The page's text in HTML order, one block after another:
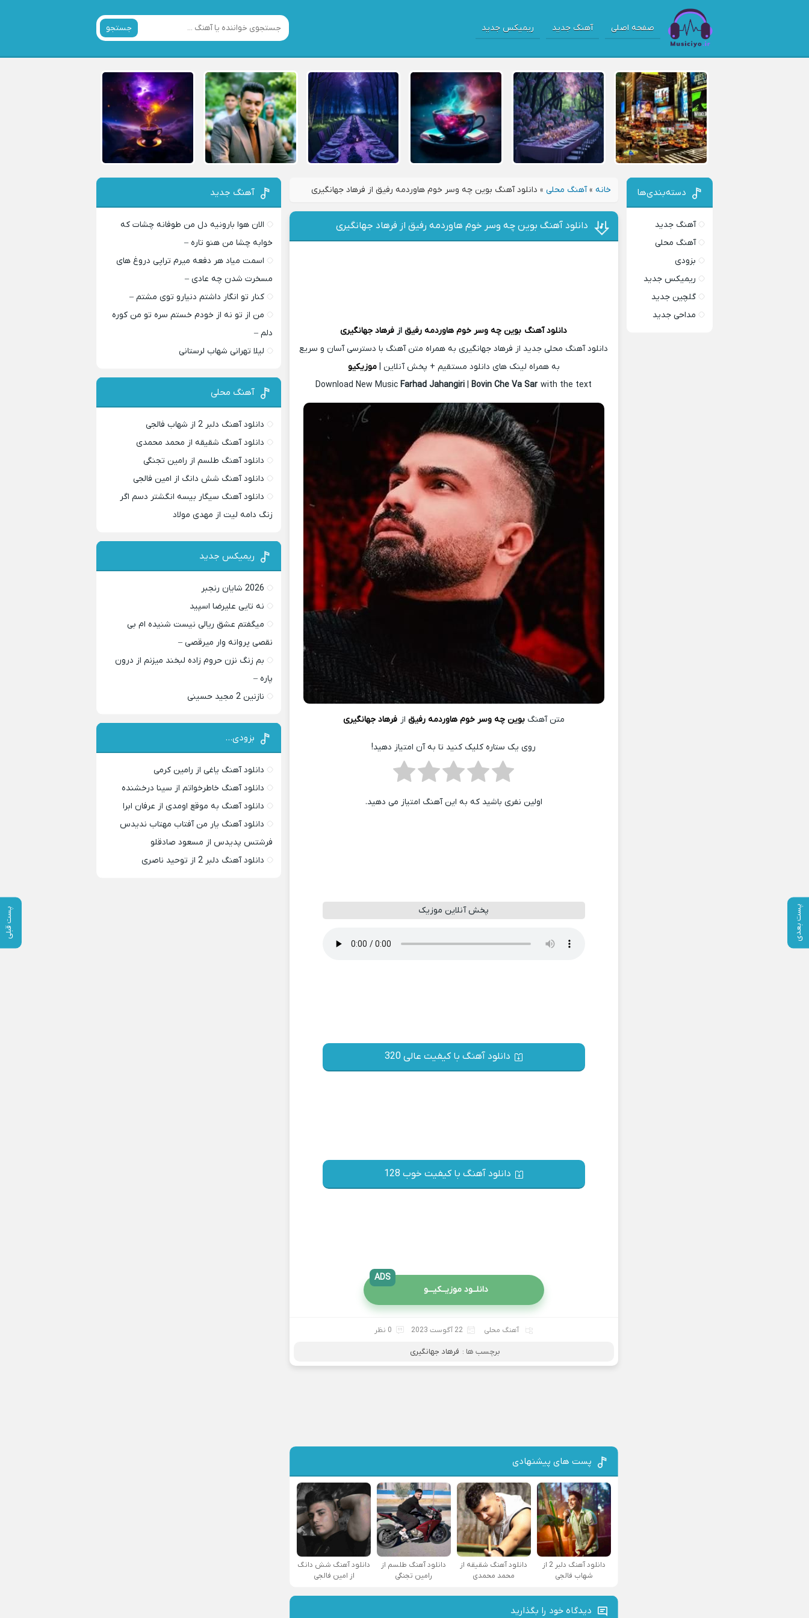
صفحه اصلی آهنگ جدید ریمیکس جدید جستجو
خانه »آهنگ محلی » دانلود آهنگ بوین چه وسر خوم هاوردمه رفیق از فرهاد جهانگیری
پست بعدی پست قبلی
دانلود آهنگ بوین چه وسر خوم هاوردمه رفیق از فرهاد جهانگیری
دانلود آهنگ بوین چه وسر خوم هاوردمه رفیق از فرهاد جهانگیری
دانلود آهنگ محلی جدید از فرهاد جهانگیری به همراه متن آهنگ با دسترسی آسان و سریع
به همراه لینک های دانلود مستقیم + پخش آنلاین |موزیکیو
Download New MusicFarhad Jahangiri |Bovin Che Va Sarwith the text
متن آهنگبوین چه وسر خوم هاوردمه رفیق از فرهاد جهانگیری
روی یک ستاره کلیک کنید تا به آن امتیاز دهید!
اولین نفری باشید که به این آهنگ امتیاز می دهید.
پخش آنلاین موزیک
دانلود آهنگ با کیفیت عالی 320
دانلود آهنگ با کیفیت خوب 128
دانلــود موزیــکیـــو
ADS
آهنگ محلی 22 آگوست 2023 0 نظر
برچسب ها : فرهاد جهانگیری
پست های پیشنهادی
دانلود آهنگ دلبر 2 از
شهاب فالجی
دانلود آهنگ شقیقه از
محمد محمدی
دانلود آهنگ طلسم از
رامین تجنگی
دانلود آهنگ شش دانگ
از امین فالجی
دیدگاه خود را بگذارید
دسته‌بندی‌ها
آهنگ جدید
آهنگ محلی
بزودی
ریمیکس جدید
گلچین جدید
مداحی جدید
آهنگ جدید
الان هوا بارونیه دل من طوفانه چشات که
خوابه چشا من هنو تاره –
اسمت میاد هر دفعه میرم تراپی دروغ‌ های
مسخرت شدن چه عادی –
کنار تو انگار داشتم دنیارو توی مشتم –
من از تو نه از خودم خستم سره تو من کوره
دلم –
لیلا تهرانی شهاب لرستانی
آهنگ محلی
دانلود آهنگ دلبر 2 از شهاب فالجی
دانلود آهنگ شقیقه از محمد محمدی
دانلود آهنگ طلسم از رامین تجنگی
دانلود آهنگ شش دانگ از امین فالجی
دانلود آهنگ سیگار بیسه انگشتر دسم اگر
زنگ دامه لیت از مهدی مولاد
ریمیکس جدید
2026 شایان رنجبر
نه تایی علیرضا اسپید
میگفتم عشق ریالی نیست شنیده ام بی
نقصی پروانه وار میرقصی –
بم زنگ نزن حروم زاده لبخند میزنم از درون
پاره –
نازنین 2 مجید حسینی
بزودی…
دانلود آهنگ یاغی از رامین کرمی
دانلود آهنگ خاطرخواتم از سینا درخشنده
دانلود آهنگ به موقع اومدی از عرفان ابرا
دانلود آهنگ یار من آفتاب مهتاب ندیدس
فرشتس پدیدس از مسعود صادقلو
دانلود آهنگ دلبر 2 از توحید ناصری